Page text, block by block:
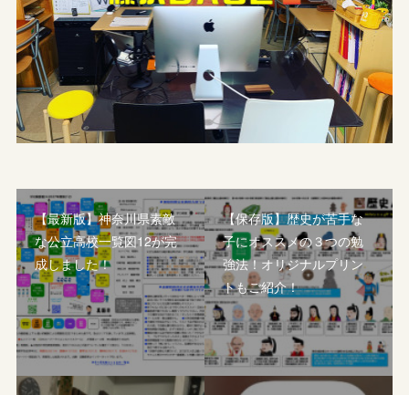
【最新版】神奈川県素敵
な公立高校一覧図12が完
成しました！
【保存版】歴史が苦手な
子にオススメの３つの勉
強法！オリジナルプリン
トもご紹介！